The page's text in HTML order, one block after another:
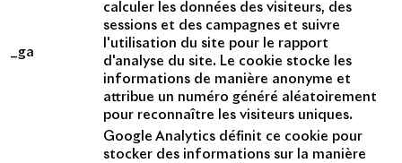
_ga
calculer les données des visiteurs, des
sessions et des campagnes et suivre
l'utilisation du site pour le rapport
d'analyse du site. Le cookie stocke les
informations de manière anonyme et
attribue un numéro généré aléatoirement
pour reconnaître les visiteurs uniques.
Google Analytics définit ce cookie pour
stocker des informations sur la manière